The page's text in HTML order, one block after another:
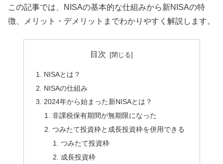
この記事では、NISAの基本的な仕組みから新NISAの特
徴、メリット・デメリットまでわかりやすく解説します。
目次
NISAとは？
NISAの仕組み
2024年から始まった新NISAとは？
非課税保有期間が無期限になった
つみたて投資枠と成長投資枠を併用できる
つみたて投資枠
成長投資枠